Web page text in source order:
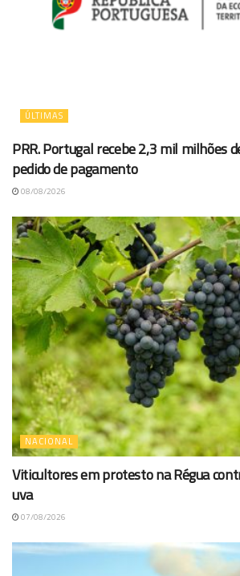
ÚLTIMAS
PRR. Portugal recebe 2,3 mil milhões
pedido de pagamento
08/08/2026
NACIONAL
Viticultores em protesto na Régua
uva
07/08/2026